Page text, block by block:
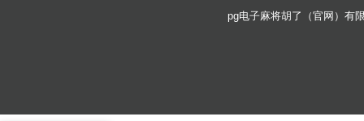
pg电子麻将胡了（官网）有限公